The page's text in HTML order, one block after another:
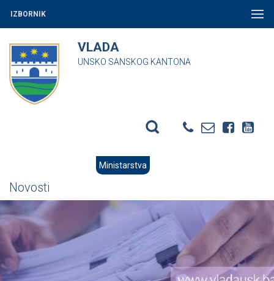
IZBORNIK
VLADA
UNSKO SANSKOG KANTONA
Ministarstva
Novosti